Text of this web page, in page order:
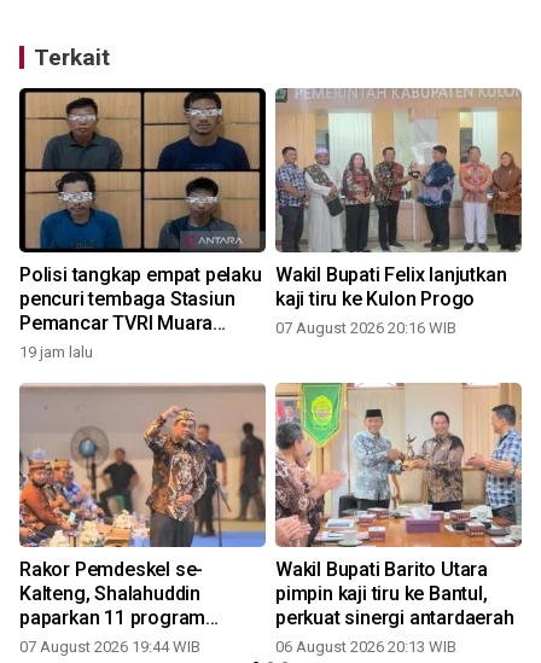
Terkait
Polisi tangkap empat pelaku
pencuri tembaga Stasiun
Pemancar TVRI Muara
Teweh
19 jam lalu
Wakil Bupati Felix lanjutkan
kaji tiru ke Kulon Progo
07 August 2026 20:16 WIB
Rakor Pemdeskel se-
Kalteng, Shalahuddin
paparkan 11 program
unggulan Barito Utara
07 August 2026 19:44 WIB
Wakil Bupati Barito Utara
pimpin kaji tiru ke Bantul,
perkuat sinergi antardaerah
06 August 2026 20:13 WIB